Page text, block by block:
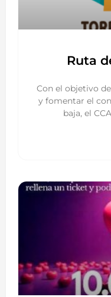
Ruta
Con el objetivo
y fomentar el
baja, el